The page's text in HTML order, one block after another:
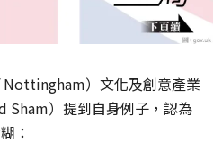
）文化及創意產業
Sham）提到自身例子，認為
：